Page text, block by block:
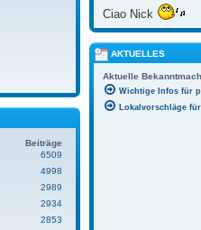
Ciao Nick
AKTUELLES
Aktuelle
Wichtige Infos für
Lokalvorschläge
Beiträge
6509
4998
2989
2934
2853